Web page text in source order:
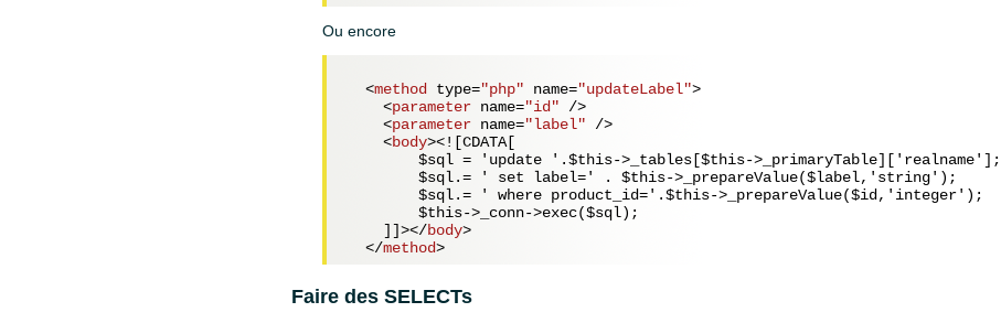
Ou encore
<method type="php" name="updateLabel">
<parameter name="id" />
<parameter name="label" />
<body><![CDATA[
        $sql = 'update '.$this->_tables[$this->_primaryTable]['realname'];
        $sql.= ' set label=' . $this->_prepareValue($label,'string');
        $sql.= ' where product_id='.$this->_prepareValue($id,'integer');
        $this->_conn->exec($sql);
    ]]>
</body>
</method>
Faire des SELECTs